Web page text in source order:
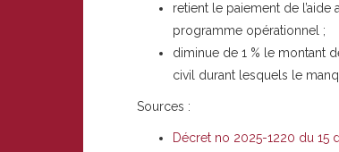
retient le paiement de l’aide
programme opérationnel ;
diminue de 1 % le montant
civil durant lesquels le
Sources :
Décret no 2025-1220 du 15